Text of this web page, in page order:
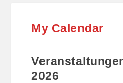
My Calendar
2026